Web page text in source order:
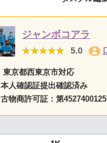
ジャンボコアラ
★★★★★
★★★★★ 5.0
東京都西東京市対応
本人確認証提出確認済み
古物商許可証： 第